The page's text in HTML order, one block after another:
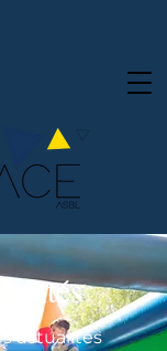
actualités